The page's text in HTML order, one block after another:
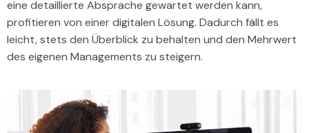
eine detaillierte Absprache gewartet werden kann,
profitieren von einer digitalen Lösung. Dadurch fällt es
leicht, stets den Überblick zu behalten und den Mehrwert
des eigenen Managements zu steigern.